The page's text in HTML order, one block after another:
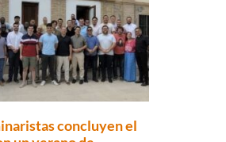
concluyen el